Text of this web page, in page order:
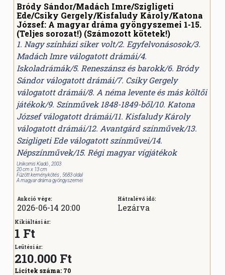
Bródy Sándor/Madách Imre/Szigligeti
Ede/Csiky Gergely/Kisfaludy Károly/Katona
József: A magyar dráma gyöngyszemei 1-15.
(Teljes sorozat!) (Számozott kötetek!)
1. Nagy színházi siker volt/2. Egyfelvonásosok/3.
Madách Imre válogatott drámái/4.
Iskoladrámák/5. Reneszánsz és barokk/6. Bródy
Sándor válogatott drámái/7. Csiky Gergely
válogatott drámái/8. A néma levente és más költői
játékok/9. Színművek 1848-1849-ből/10. Katona
József válogatott drámái/11. Kisfaludy Károly
válogatott drámái/12. Avantgárd színművek/13.
Szigligeti Ede válogatott színművei/14.
Népszínművek/15. Régi magyar vígjátékok
Unikornis Kiadó , 2003
20 cm x 13 cm
Fűzött keménykötés , 5683 oldal
A magyar dráma gyöngyszemei
Aukció vége:
2026-06-14 20:00
Hátralévő idő:
Lezárva
Kikiáltási ár:
1 Ft
Leütési ár:
210.000 Ft
Licitek száma: 70